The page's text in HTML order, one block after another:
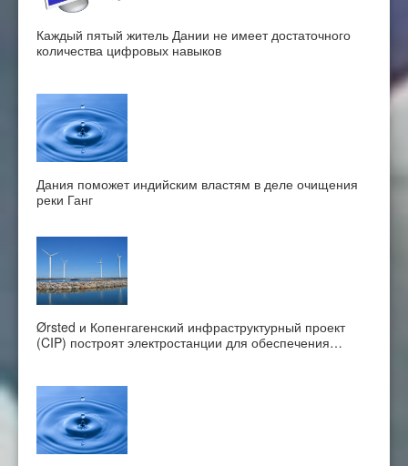
Каждый пятый житель Дании не имеет достаточного
количества цифровых навыков
Дания поможет индийским властям в деле очищения
реки Ганг
Ørsted и Копенгагенский инфраструктурный проект
(CIP) построят электростанции для обеспечения…